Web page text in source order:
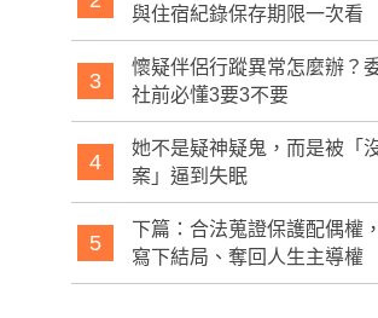
與住宿紀錄保存期限一次看
3
懷疑伴侶行蹤異常怎麼辦？
社前必懂3要3不要
4
她不是疑神疑鬼，而是被「
案」逼到失眠
5
下篇：合法蒐證保護配偶權
寫下結局、奪回人生主導權